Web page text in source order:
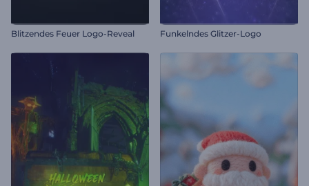
Blitzendes Feuer Logo-Reveal Funkelndes Glitzer-Logo